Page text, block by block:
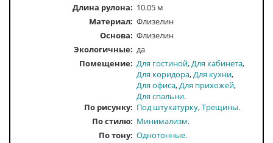
Длина рулона: 10.05 м
Материал: Флизелин
Основа: Флизелин
Экологичные: да
Помещение Для гостиной Для кабинета
Для коридора Для кухни
Для офиса Для прихожей
Для спальни
По рисунку
Под штукатурку Трещины
По стилю
Минимализм
По тону Однотонные